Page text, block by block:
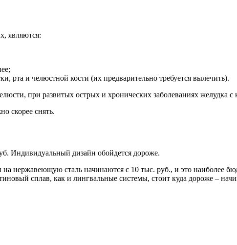
являются:
рта и челюстной кости (их предварительно требуется вылечить).
при развитых острых и хронических заболеваниях желудка
скорее снять.
Индивидуальный дизайн обойдется дороже.
нержавеющую сталь начинаются с 10 тыс. руб., и это наиболее
сплав, как и лингвальные системы, стоит куда дороже –